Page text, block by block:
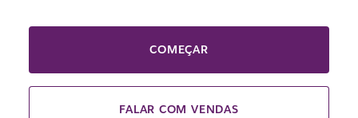
COMEÇAR
FALAR COM VENDAS